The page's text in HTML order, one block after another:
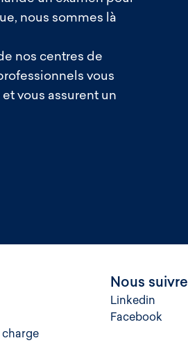
nous sommes là
nos centres de
vous
vous assurent un
Nous suivre
Linkedin
Facebook